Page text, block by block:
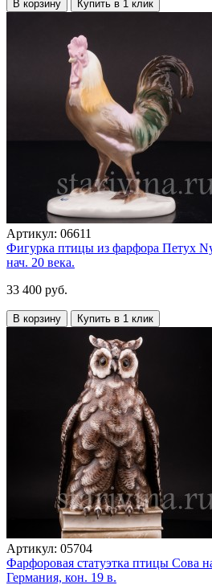
В корзину Купить в 1 клик
Артикул: 06611
Фигурка птицы из фарфора Петух
нач. 20 века.
33 400 руб.
В корзину Купить в 1 клик
Артикул: 05704
Фарфоровая статуэтка птицы Сова
Германия, кон. 19 в.